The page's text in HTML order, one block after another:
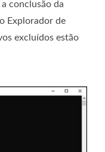
conclusão da
Explorador de
excluídos estão